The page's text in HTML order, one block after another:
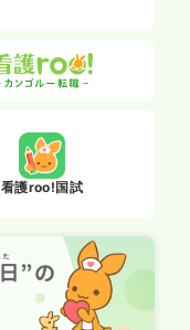
看護roo!国試